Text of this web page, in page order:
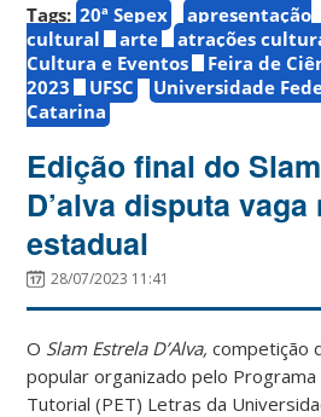
Tags: 20ª Sepex
apresentação
cultural
arte atrações
Cultura e Eventos
Feira de
2023
UFSC
Universidade
Catarina
Edição final do
D’alva disputa vaga
estadual
28/07/2023 11:41
O Slam Estrela D’Alva, competição
popular organizado pelo Programa
Tutorial (PET) Letras da